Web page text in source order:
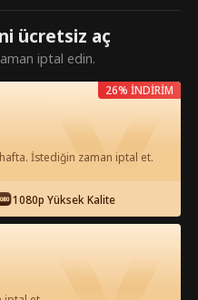
İzlemek
açın.
Ücretsiz İzle
ücretsiz aç
iptal edin.
İstediğin zaman iptal et.
1080p Yüksek Kalite
26% İNDİRİM